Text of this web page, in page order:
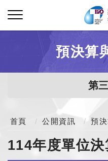
預決算
第
首頁 公開資訊 預
114年度單位決